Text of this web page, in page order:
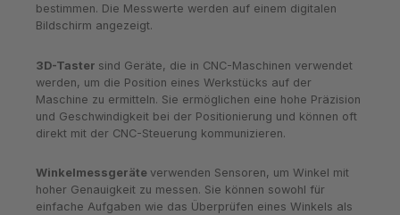
bestimmen. Die Messwerte werden auf einem digitalen
Bildschirm angezeigt.
3D-Taster sind Geräte, die in CNC-Maschinen verwendet
werden, um die Position eines Werkstücks auf der
Maschine zu ermitteln. Sie ermöglichen eine hohe Präzision
und Geschwindigkeit bei der Positionierung und können oft
direkt mit der CNC-Steuerung kommunizieren.
Winkelmessgeräte verwenden Sensoren, um Winkel mit
hoher Genauigkeit zu messen. Sie können sowohl für
einfache Aufgaben wie das Überprüfen eines Winkels als